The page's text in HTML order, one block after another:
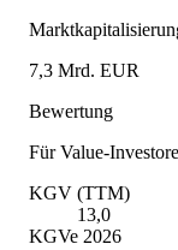
7,3 Mrd. EUR
Bewertung
Für Value-
KGV (TTM)
13,0
KGVe 2026